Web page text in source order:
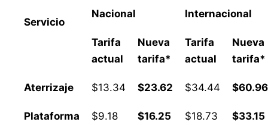
Servicio
Nacional Internacional
Tarifa
actual
Nueva
tarifa*
Tarifa
actual
Nueva
tarifa*
Aterrizaje $13.34 $23.62 $34.44 $60.96
Plataforma $9.18 $16.25 $18.73 $33.15